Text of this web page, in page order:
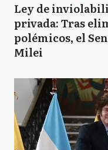
Ley de
privada: Tras
polémicos, el
Milei